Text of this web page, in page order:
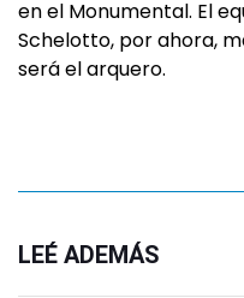
en el Monumental. El
Schelotto, por ahora,
será el arquero.
LEÉ ADEMÁS